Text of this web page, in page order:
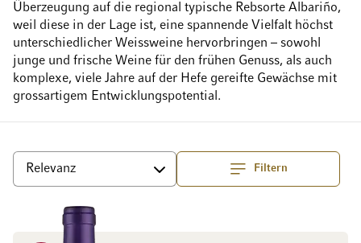
Überzeugung auf die regional typische Rebsorte Albariño,
weil diese in der Lage ist, eine spannende Vielfalt höchst
unterschiedlicher Weissweine hervorbringen – sowohl
junge und frische Weine für den frühen Genuss, als auch
komplexe, viele Jahre auf der Hefe gereifte Gewächse mit
grossartigem Entwicklungspotential.
Filtern
SortierenTop